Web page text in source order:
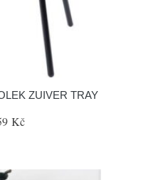
ZUIVER TRAY
Kč